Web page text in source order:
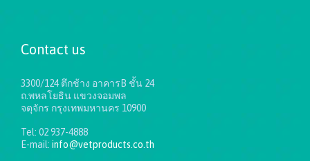
Contact us
3300/124 ตึกช้าง อาคารB ชั้น 24
ถ.พหลโยธิน แขวงจอมพล
จตุจักร กรุงเทพมหานคร 10900
Tel: 02 937-4888
E-mail: info@vetproducts.co.th